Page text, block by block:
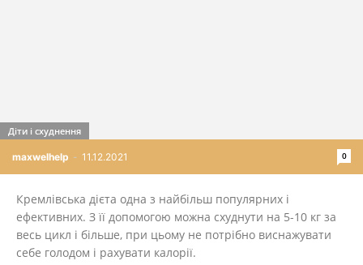
maxwelhelp - 11.12.2021 0
Діти і схуднення
Кремлівська дієта одна з найбільш популярних і
ефективних. З її допомогою можна схуднути на 5-10 кг за
весь цикл і більше, при цьому не потрібно виснажувати
себе голодом і рахувати калорії.